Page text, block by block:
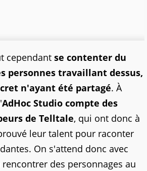
cependant se contenter du
personnes travaillant dessus,
n'ayant été partagé. À
AdHoc Studio compte des
de Telltale, qui ont donc à
leur talent pour raconter
On s'attend donc avec
des personnages au